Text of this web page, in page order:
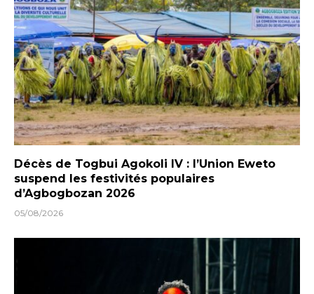
Décès de Togbui Agokoli IV : l’Union Eweto
suspend les festivités populaires
d’Agbogbozan 2026
05/08/2026